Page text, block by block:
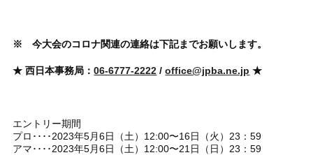
※ 今大会のコロナ関連の連絡は下記までお願いします。
★ 西日本事務局：06-6777-2222 /office@jpba.ne.jp ★
エントリー期間
プロ････2023年5月6日（土）12:00〜16日（火）23：59
アマ････2023年5月6日（土）12:00〜21日（日）23：59